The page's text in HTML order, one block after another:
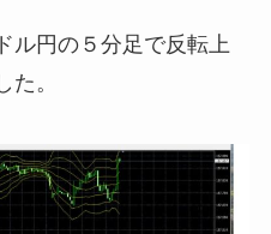
ル円の５分足で反転上
。